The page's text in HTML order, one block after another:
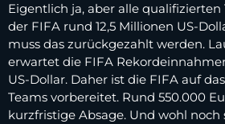
Eigentlich ja, aber alle qualifizierten
der FIFA rund 12,5 Millionen US-
muss das zurückgezahlt werden.
erwartet die FIFA
US-Dollar. Daher ist die FIFA auf
Teams vorbereitet. Rund 550.000
kurzfristige Absage. Und wohl